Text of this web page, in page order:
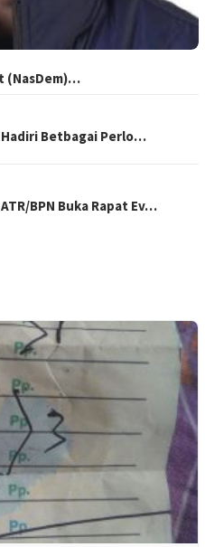
(NasDem)…
Betbagai Perlo…
BPN Buka Rapat Ev…